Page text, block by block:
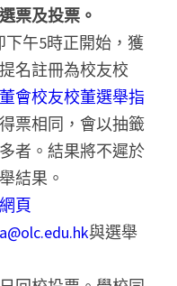
票及投票。
下午5時正開始，獲
名註冊為校友校
會校友校董選舉指
票相同，會以抽籤
者。結果將不遲於
結果。
頁
與選舉